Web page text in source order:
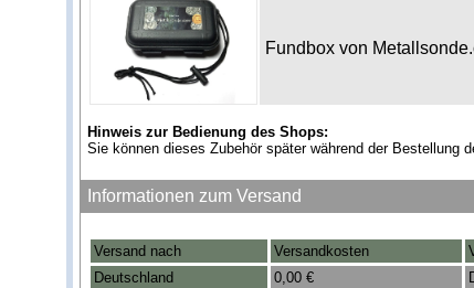
Fundbox von
Hinweis zur Bedienung des Shops:
Sie können dieses Zubehör später während der Bestellung
Informationen zum Versand
Versand nach Versandkosten
Deutschland
0,00 €